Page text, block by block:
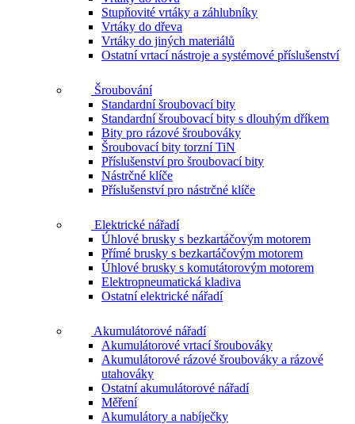
Stupňovité vrtáky a záhlubníky
Vrtáky do dřeva
Vrtáky do jiných materiálů
Ostatní vrtací nástroje a systémové příslušenství
Šroubování
Standardní šroubovací bity
Standardní šroubovací bity s dlouhým dříkem
Bity pro rázové šroubováky
Šroubovací bity torzní TiN
Příslušenství pro šroubovací bity
Nástrčné klíče
Příslušenství pro nástrčné klíče
Elektrické nářadí
Úhlové brusky s bezkartáčovým motorem
Přímé brusky s bezkartáčovým motorem
Úhlové brusky s komutátorovým motorem
Elektropneumatická kladiva
Ostatní elektrické nářadí
Akumulátorové nářadí
Akumulátorové vrtací šroubováky
Akumulátorové rázové šroubováky a rázové
utahováky
Ostatní akumulátorové nářadí
Měření
Akumulátory a nabíječky